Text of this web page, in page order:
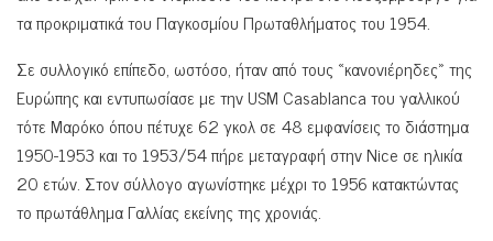
τα προκριματικά του Παγκοσμίου Πρωταθλήματος του 1954.
Σε συλλογικό επίπεδο, ωστόσο, ήταν από τους «κανονιέρηδες» της
Ευρώπης και εντυπωσίασε με την USM Casablanca του γαλλικού
τότε Μαρόκο όπου πέτυχε 62 γκολ σε 48 εμφανίσεις το διάστημα
1950-1953 και το 1953/54 πήρε μεταγραφή στην Nice σε ηλικία
20 ετών. Στον σύλλογο αγωνίστηκε μέχρι το 1956 κατακτώντας
το πρωτάθλημα Γαλλίας εκείνης της χρονιάς.